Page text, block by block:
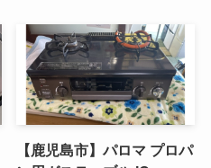
【鹿児島市】パロマ プロパ